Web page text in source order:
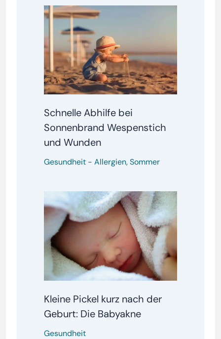
Schnelle Abhilfe bei
Sonnenbrand Wespenstich
und Wunden
Gesundheit- Allergien,Sommer
Kleine Pickel kurz nach der
Geburt: Die Babyakne
Gesundheit